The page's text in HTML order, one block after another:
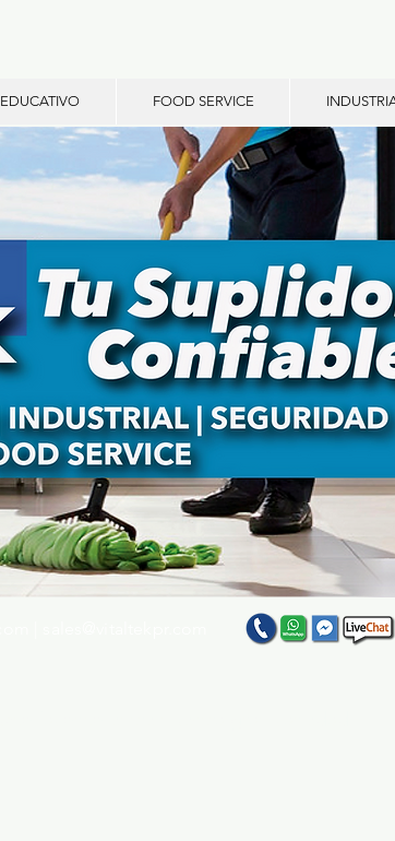
EDUCATIVO FOOD SERVICE